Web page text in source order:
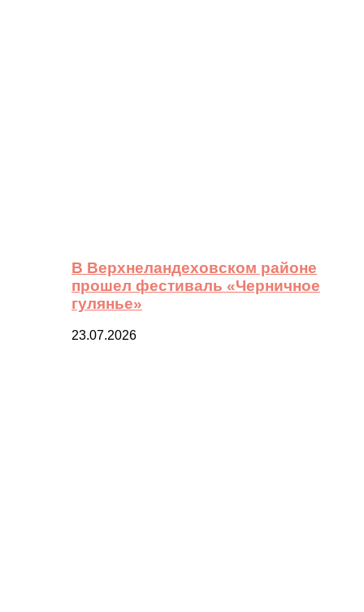
В Верхнеландеховском районе
прошел фестиваль «Черничное
гулянье»
23.07.2026